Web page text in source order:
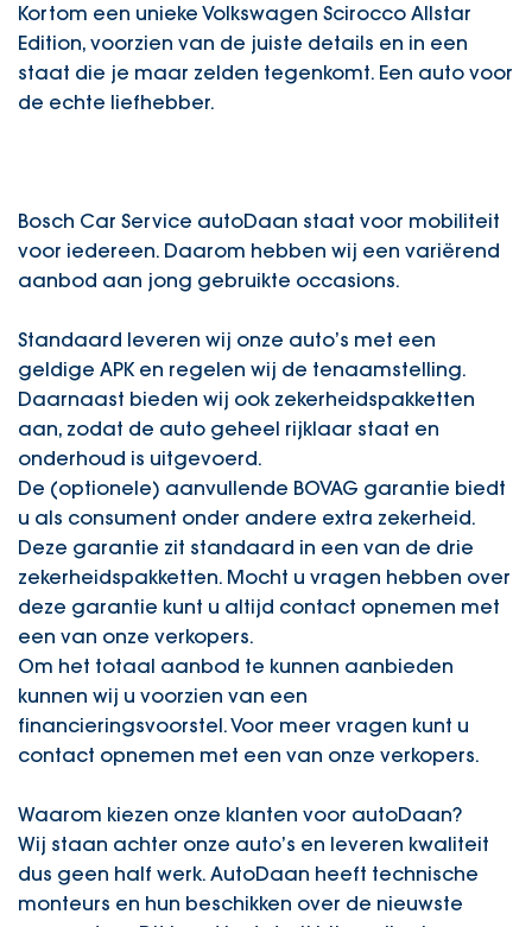
Kortom een unieke Volkswagen Scirocco Allstar
Edition, voorzien van de juiste details en in een
staat die je maar zelden tegenkomt. Een auto voor
de echte liefhebber.
Bosch Car Service autoDaan staat voor mobiliteit
voor iedereen. Daarom hebben wij een variërend
aanbod aan jong gebruikte occasions.
Standaard leveren wij onze auto’s met een
geldige APK en regelen wij de tenaamstelling.
Daarnaast bieden wij ook zekerheidspakketten
aan, zodat de auto geheel rijklaar staat en
onderhoud is uitgevoerd.
De (optionele) aanvullende BOVAG garantie biedt
u als consument onder andere extra zekerheid.
Deze garantie zit standaard in een van de drie
zekerheidspakketten. Mocht u vragen hebben over
deze garantie kunt u altijd contact opnemen met
een van onze verkopers.
Om het totaal aanbod te kunnen aanbieden
kunnen wij u voorzien van een
financieringsvoorstel. Voor meer vragen kunt u
contact opnemen met een van onze verkopers.
Waarom kiezen onze klanten voor autoDaan?
Wij staan achter onze auto’s en leveren kwaliteit
dus geen half werk. AutoDaan heeft technische
monteurs en hun beschikken over de nieuwste